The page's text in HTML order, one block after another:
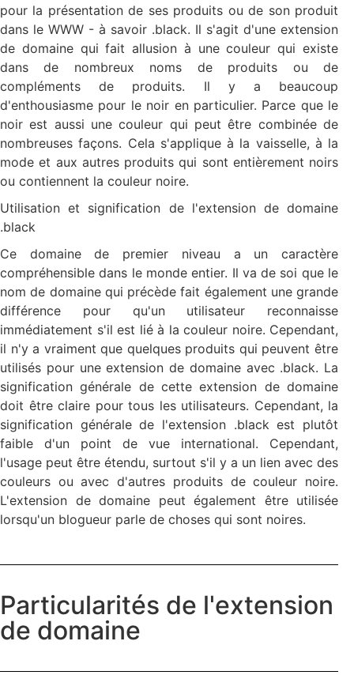
pour la présentation de ses produits ou de son produit
dans le WWW - à savoir .black. Il s'agit d'une extension
de domaine qui fait allusion à une couleur qui existe
dans de nombreux noms de produits ou de
compléments de produits. Il y a beaucoup
d'enthousiasme pour le noir en particulier. Parce que le
noir est aussi une couleur qui peut être combinée de
nombreuses façons. Cela s'applique à la vaisselle, à la
mode et aux autres produits qui sont entièrement noirs
ou contiennent la couleur noire.
Utilisation et signification de l'extension de domaine
.black
Ce domaine de premier niveau a un caractère
compréhensible dans le monde entier. Il va de soi que le
nom de domaine qui précède fait également une grande
différence pour qu'un utilisateur reconnaisse
immédiatement s'il est lié à la couleur noire. Cependant,
il n'y a vraiment que quelques produits qui peuvent être
utilisés pour une extension de domaine avec .black. La
signification générale de cette extension de domaine
doit être claire pour tous les utilisateurs. Cependant, la
signification générale de l'extension .black est plutôt
faible d'un point de vue international. Cependant,
l'usage peut être étendu, surtout s'il y a un lien avec des
couleurs ou avec d'autres produits de couleur noire.
L'extension de domaine peut également être utilisée
lorsqu'un blogueur parle de choses qui sont noires.
Particularités de l'extension
de domaine